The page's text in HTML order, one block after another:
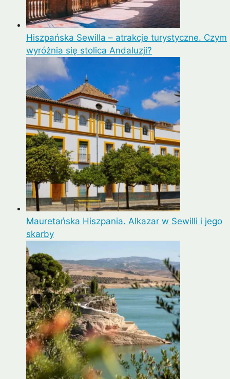
Hiszpańska Sewilla – atrakcje turystyczne. Czym
wyróżnia się stolica Andaluzji?
Mauretańska Hiszpania. Alkazar w Sewilli i jego
skarby